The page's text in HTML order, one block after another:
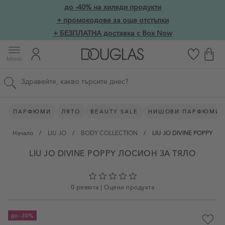
Прескачане към съдържаниетодо -40% на хиляди продукти
+ промокодове за още отстъпки
+ БЕЗПЛАТНА доставка с Box Now
Меню
ПАРФЮМИ ЛЯТО BEAUTY SALE НИШОВИ ПАРФЮМИ
Начало / LIU JO / BODY COLLECTION / LIU JO DIVINE POPPY
LIU JO DIVINE POPPY ЛОСИОН ЗА ТЯЛО
0 ревюта | Оцени продукта
до -30%